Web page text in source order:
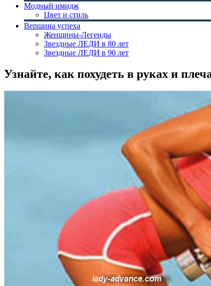
Модный имидж
Цвет и стиль
Вершина успеха
Женщины-Легенды
Звездные ЛЕДИ в 80 лет
Звездные ЛЕДИ в 90 лет
Узнайте, как похудеть в руках и